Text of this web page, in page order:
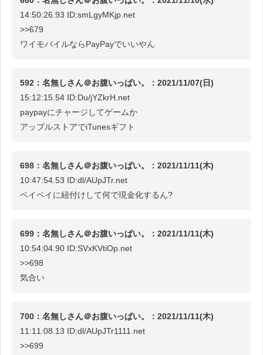
14:50:26.93 ID:smLgyMKjp.net
>>679
ワイモバイルならPayPayでいいやん
592：名無しさん＠お腹いっぱい。：2021/11/07(日)
15:12:15.54 ID:Du/jYZkrH.net
paypayにチャージしてゲームか
アップルストアでiTunesギフト
698：名無しさん＠お腹いっぱい。：2021/11/11(木)
10:47:54.53 ID:dl/AUpJTr.net
ペイペイに紐付けして何で現金化するん?
699：名無しさん＠お腹いっぱい。：2021/11/11(木)
10:54:04.90 ID:SVxKVtiOp.net
>>698
気合い
700：名無しさん＠お腹いっぱい。：2021/11/11(木)
11:11:08.13 ID:dl/AUpJTr1111.net
>>699